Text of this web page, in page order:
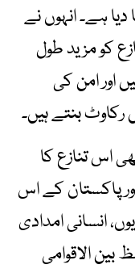
دیا ہے۔ انہوں نے
کو مزید طول
اور امن کی
بنتے ہیں۔
اس تنازع کا
پاکستان کے اس
انسانی امدادی
بین الاقوامی